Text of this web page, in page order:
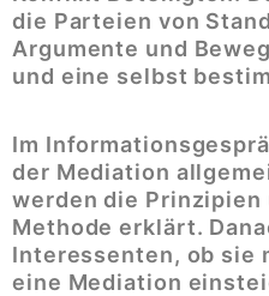
die Parteien von
Argumente und
und eine selbst
Im
der Mediation
werden die Prinzipien
Methode erklärt.
Interessenten, ob sie
eine Mediation